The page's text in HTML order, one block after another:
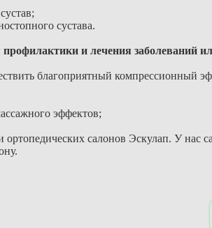
сустава.
и лечения заболеваний
благоприятный компрессионный
эффектов;
ортопедических салонов Эскулап. У нас